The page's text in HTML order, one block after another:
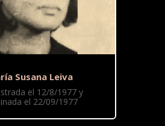
Susana Leiva
el 12/8/1977 y
el 22/09/1977